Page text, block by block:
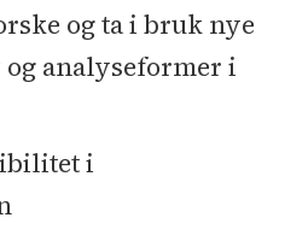
og ta i bruk nye
analyseformer i
i